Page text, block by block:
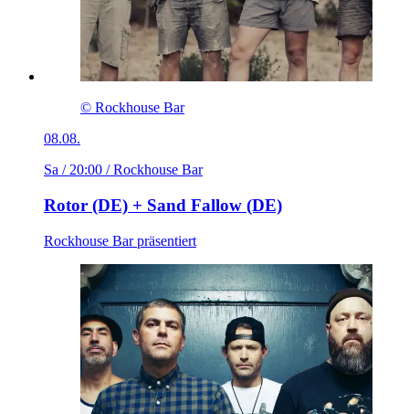
© Rockhouse Bar
08.08.
Sa / 20:00 / Rockhouse Bar
Rotor (DE) + Sand Fallow (DE)
Rockhouse Bar präsentiert